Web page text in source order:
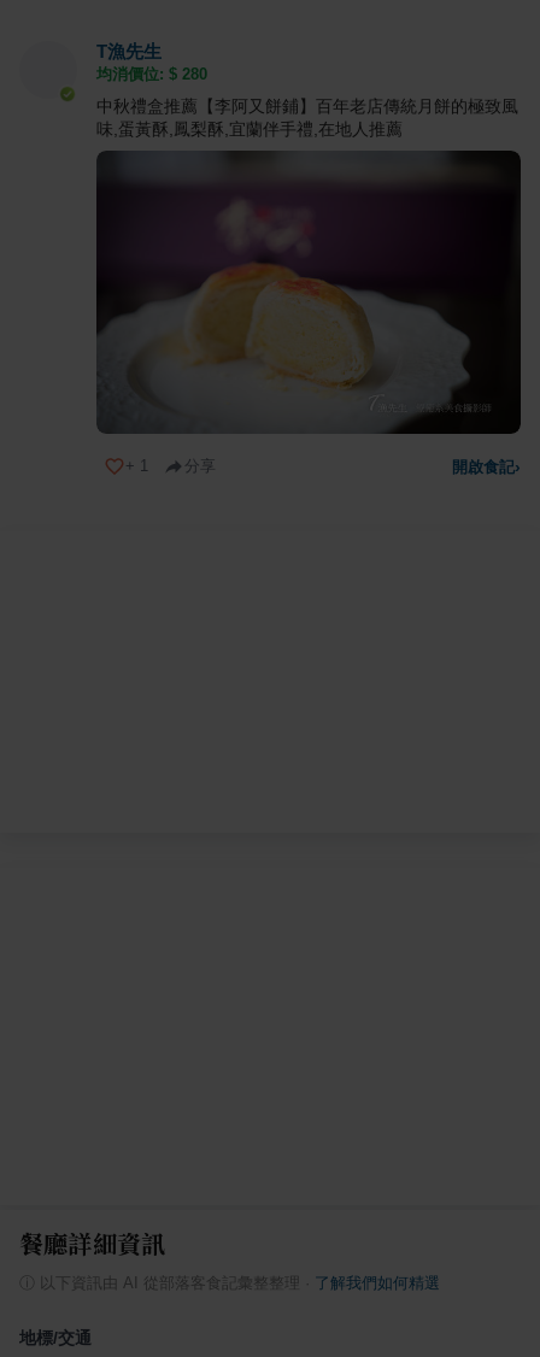
T漁先生
均消價位: $ 280
中秋禮盒推薦【李阿又餅鋪】百年老店傳統月餅的極致風
味,蛋黃酥,鳳梨酥,宜蘭伴手禮,在地人推薦
+ 1 分享 開啟食記›
餐廳詳細資訊
以下資訊由 AI 從部落客食記彙整整理 了解我們如何精選
地標/交通